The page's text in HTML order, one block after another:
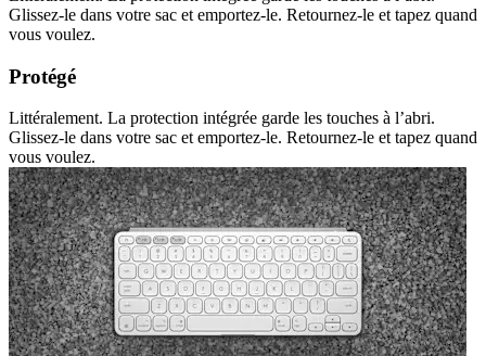
Glissez-le dans votre sac et emportez-le. Retournez-le et tapez quand
vous voulez.
Protégé
Littéralement. La protection intégrée garde les touches à l’abri.
Glissez-le dans votre sac et emportez-le. Retournez-le et tapez quand
vous voulez.